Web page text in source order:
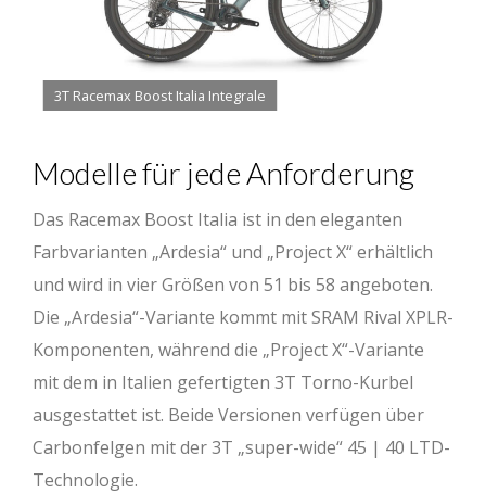
3T Racemax Boost Italia Integrale
Modelle für jede Anforderung
Das Racemax Boost Italia ist in den eleganten
Farbvarianten „Ardesia“ und „Project X“ erhältlich
und wird in vier Größen von 51 bis 58 angeboten.
Die „Ardesia“-Variante kommt mit SRAM Rival XPLR-
Komponenten, während die „Project X“-Variante
mit dem in Italien gefertigten 3T Torno-Kurbel
ausgestattet ist. Beide Versionen verfügen über
Carbonfelgen mit der 3T „super-wide“ 45 | 40 LTD-
Technologie.